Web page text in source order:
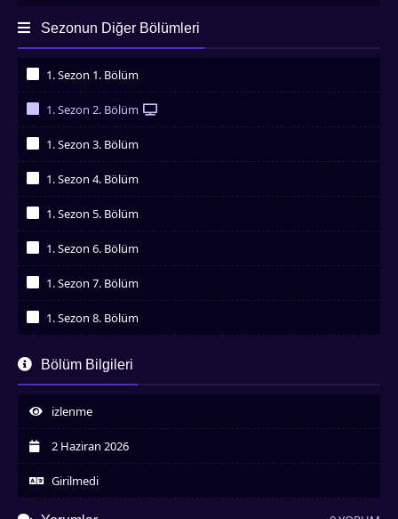
Sezonun Diğer Bölümleri
1. Sezon 1. Bölüm
1. Sezon 2. Bölüm
1. Sezon 3. Bölüm
1. Sezon 4. Bölüm
1. Sezon 5. Bölüm
1. Sezon 6. Bölüm
1. Sezon 7. Bölüm
1. Sezon 8. Bölüm
İzledim
İzledim
1. Sezon 10. Bölüm
İzledim
İzledim
Bölüm Bilgileri
izlenme
2 Haziran 2026
Girilmedi